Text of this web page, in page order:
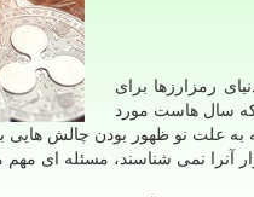
رمزارزها برای
سال هاست مورد
به علت نو ظهور بودن چالش هایی
آنرا نمی شناسند، مسئله ای